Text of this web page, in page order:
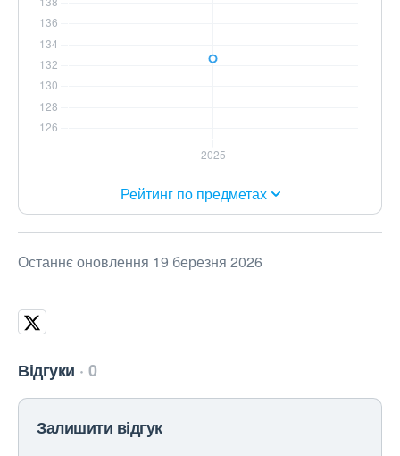
Рейтинг по предметах
Останнє оновлення 19 березня 2026
Відгуки 0
Залишити відгук